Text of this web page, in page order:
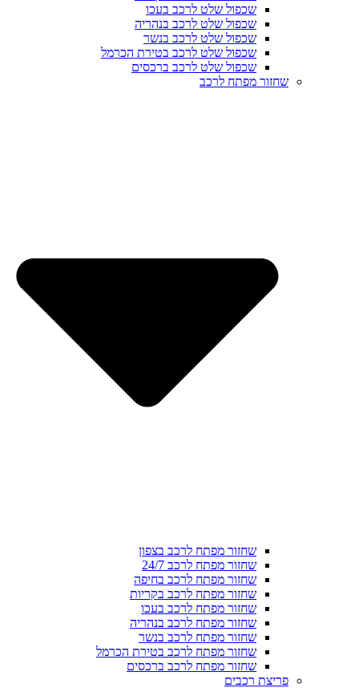
שכפול שלט לרכב בעכו
שכפול שלט לרכב בנהריה
שכפול שלט לרכב בנשר
שכפול שלט לרכב בטירת הכרמל
שכפול שלט לרכב ברכסים
שחזור מפתח לרכב
שחזור מפתח לרכב בצפון
שחזור מפתח לרכב 24/7
שחזור מפתח לרכב בחיפה
שחזור מפתח לרכב בקריות
שחזור מפתח לרכב בעכו
שחזור מפתח לרכב בנהריה
שחזור מפתח לרכב בנשר
שחזור מפתח לרכב בטירת הכרמל
שחזור מפתח לרכב ברכסים
פריצת רכבים